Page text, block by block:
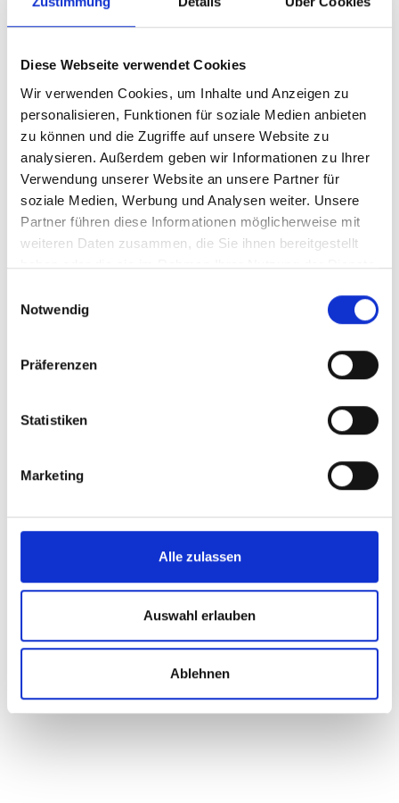
Diese Webseite verwendet Cookies
Wir verwenden Cookies, um Inhalte und Anzeigen zu
personalisieren, Funktionen für soziale Medien anbieten
zu können und die Zugriffe auf unsere Website zu
analysieren. Außerdem geben wir Informationen zu Ihrer
Verwendung unserer Website an unsere Partner für
soziale Medien, Werbung und Analysen weiter. Unsere
Partner führen diese Informationen möglicherweise mit
weiteren Daten zusammen, die Sie ihnen bereitgestellt
haben oder die sie im Rahmen Ihrer Nutzung der Dienste
Notwendig
Präferenzen
Statistiken
Marketing
Alle zulassen
Auswahl erlauben
Ablehnen
zurück zur Übersicht
WAR DER INHALT FÜR SIE HILFREICH?
Ja
Nein